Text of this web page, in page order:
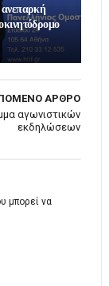
ανεπαρκή
ΑΡΘΡΟ
αγωνιστικών
εκδηλώσεων
μπορεί να